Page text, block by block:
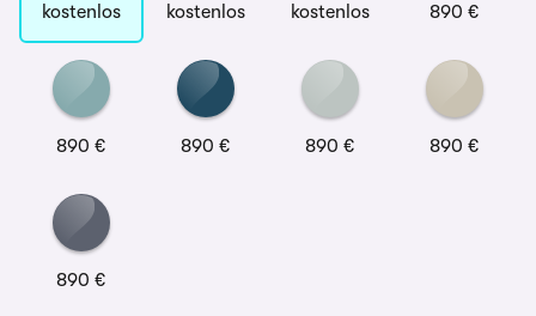
kostenlos kostenlos kostenlos 890 €
890 € 890 € 890 € 890 €
890 €